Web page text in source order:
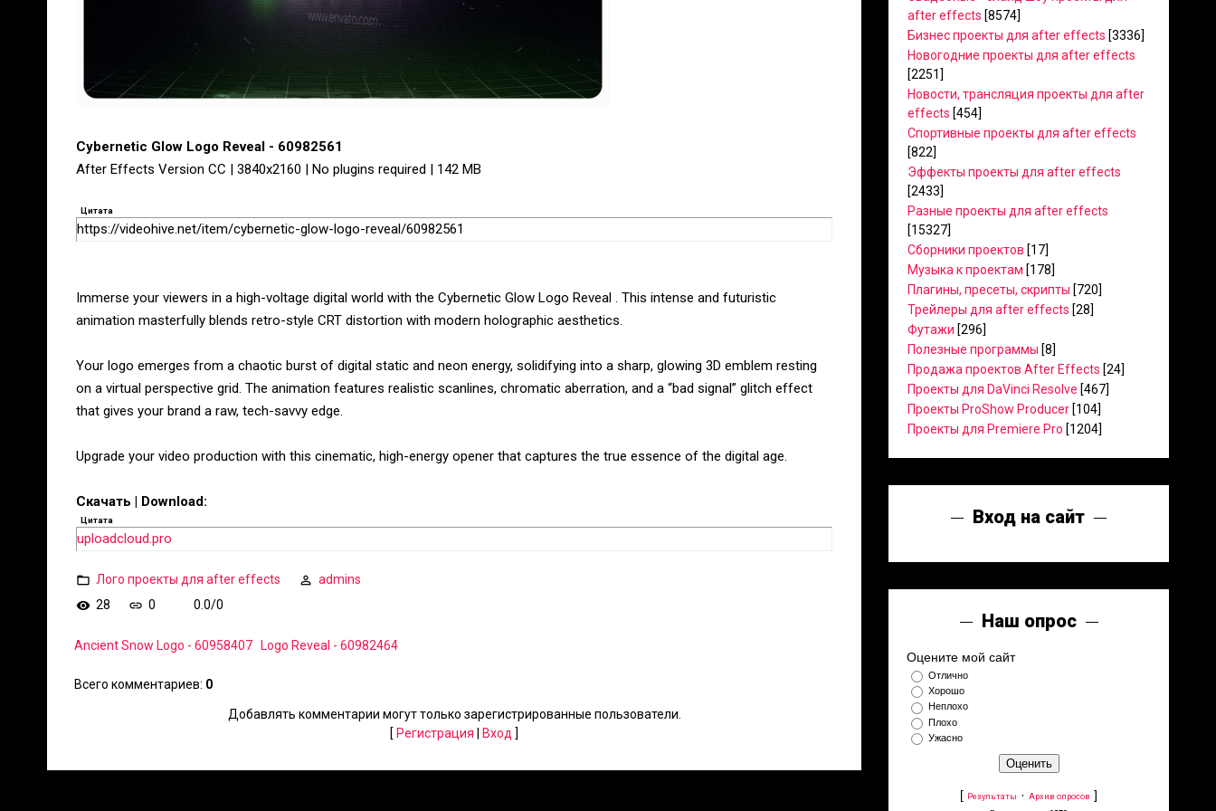
Cybernetic Glow Logo Reveal - 60982561
After Effects Version CC | 3840x2160 | No plugins required | 142 MB
Цитата
https://videohive.net/item/cybernetic-glow-logo-reveal/60982561
Immerse your viewers in a high-voltage digital world with the Cybernetic Glow Logo Reveal . This intense and futuristic
animation masterfully blends retro-style CRT distortion with modern holographic aesthetics.
Your logo emerges from a chaotic burst of digital static and neon energy, solidifying into a sharp, glowing 3D emblem resting
on a virtual perspective grid. The animation features realistic scanlines, chromatic aberration, and a “bad signal” glitch effect
that gives your brand a raw, tech-savvy edge.
Upgrade your video production with this cinematic, high-energy opener that captures the true essence of the digital age.
Скачать | Download:
Цитата
uploadcloud.pro
Лого проекты для after effects
admins
28
0 0.0/0
Ancient Snow Logo - 60958407 Logo Reveal - 60982464
Всего комментариев: 0
Добавлять комментарии могут только зарегистрированные пользователи.
[ Регистрация Вход ]
after effects [8574]
Бизнес проекты для after effects [3336]
Новогодние проекты для after effects
[2251]
Новости, трансляция проекты для after
effects [454]
Спортивные проекты для after effects
[822]
Эффекты проекты для after effects
[2433]
Разные проекты для after effects
[15327]
Сборники проектов [17]
Музыка к проектам [178]
Плагины, пресеты, скрипты [720]
Трейлеры для after effects [28]
Футажи [296]
Полезные программы [8]
Продажа проектов After Effects [24]
Проекты для DaVinci Resolve [467]
Проекты ProShow Producer [104]
Проекты для Premiere Pro [1204]
Вход на сайт
Наш опрос
Оцените мой сайт
Отлично
Хорошо
Неплохо
Плохо
Ужасно
[ Результаты · Архив опросов ]